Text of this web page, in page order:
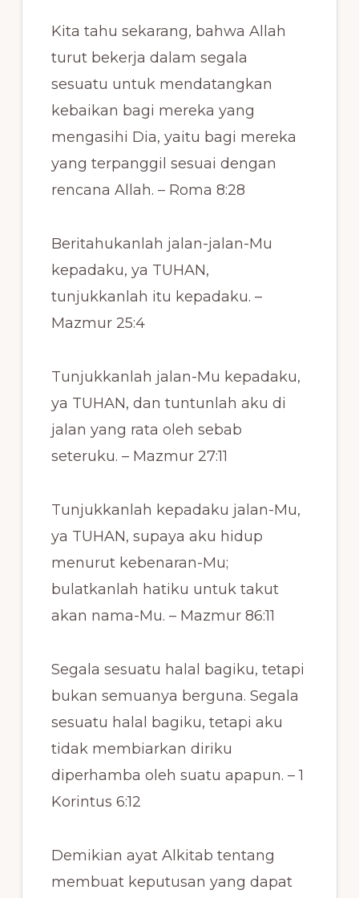
Kita tahu sekarang, bahwa Allah
turut bekerja dalam segala
sesuatu untuk mendatangkan
kebaikan bagi mereka yang
mengasihi Dia, yaitu bagi mereka
yang terpanggil sesuai dengan
rencana Allah. – Roma 8:28
Beritahukanlah jalan-jalan-Mu
kepadaku, ya TUHAN,
tunjukkanlah itu kepadaku. –
Mazmur 25:4
Tunjukkanlah jalan-Mu kepadaku,
ya TUHAN, dan tuntunlah aku di
jalan yang rata oleh sebab
seteruku. – Mazmur 27:11
Tunjukkanlah kepadaku jalan-Mu,
ya TUHAN, supaya aku hidup
menurut kebenaran-Mu;
bulatkanlah hatiku untuk takut
akan nama-Mu. – Mazmur 86:11
Segala sesuatu halal bagiku, tetapi
bukan semuanya berguna. Segala
sesuatu halal bagiku, tetapi aku
tidak membiarkan diriku
diperhamba oleh suatu apapun. – 1
Korintus 6:12
Demikian ayat Alkitab tentang
membuat keputusan yang dapat